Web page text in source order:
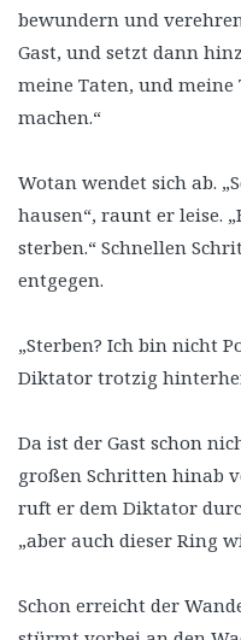
bewundern und
Gast, und setzt dann
meine Taten, und
machen.“
Wotan wendet sich ab.
hausen“, raunt er leise.
sterben.“ Schnellen
entgegen.
„Sterben? Ich bin nicht
Diktator trotzig
Da ist der Gast schon
großen Schritten hinab
ruft er dem Diktator
„aber auch dieser Ring
Schon erreicht der